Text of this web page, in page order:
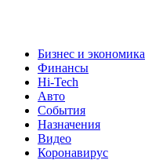
Бизнес и экономика
Финансы
Hi-Tech
Авто
События
Назначения
Видео
Коронавирус